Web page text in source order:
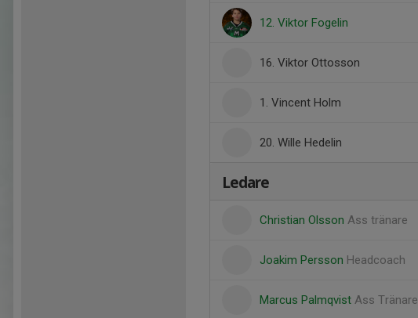
12. Viktor Fogelin
16. Viktor Ottosson
1. Vincent Holm
20. Wille Hedelin
Ledare
Christian Olsson Ass tränare
Joakim Persson Headcoach
Marcus Palmqvist Ass Tränare